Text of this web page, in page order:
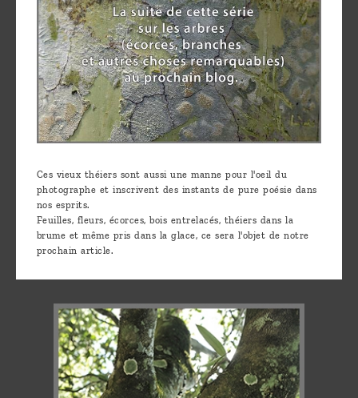
Ces vieux théiers sont aussi une manne pour l'oeil du
photographe et inscrivent des instants de pure poésie dans
nos esprits.
Feuilles, fleurs, écorces, bois entrelacés, théiers dans la
brume et même pris dans la glace, ce sera l'objet de notre
prochain article.